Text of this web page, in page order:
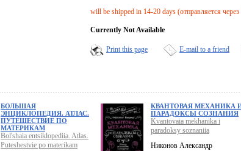
will be shipped in 14-20 days (отправляется
Currently Not Available
Print this page E-mail to a friend
БОЛЬШАЯ
ЭНЦИКЛОПЕДИЯ. АТЛАС.
ПУТЕШЕСТВИЕ ПО
МАТЕРИКАМ
Bol'shaia entsiklopediia. Atlas.
Puteshestvie po materikam
КВАНТОВАЯ МЕХАНИКА
ПАРАДОКСЫ СОЗНАНИЯ
Kvantovaia mekhanika i
paradoksy soznaniia
Никонов Александр